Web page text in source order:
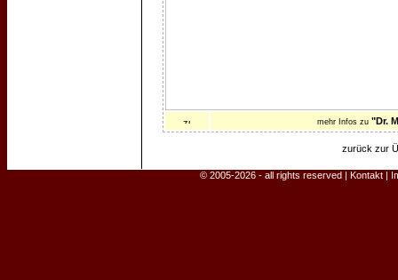
mehr Infos zu "Dr.
zurück zur
© 2005-2026 - all rights reserved | Kontakt |